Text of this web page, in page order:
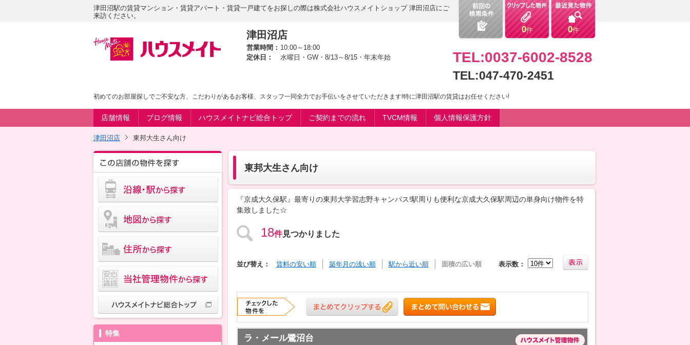
0件 0件
津田沼駅の賃貸マンション・賃貸アパート・賃貸一戸建てをお探しの際は株式会社ハウスメイトショップ 津田沼店にご
来訪ください。
津田沼店
営業時間： 10:00～18:00
定休日：
水曜日・GW・8/13～8/15・年末年始 TEL:0037-6002-8528
TEL:047-470-2451
初めてのお部屋探しでご不安な方、こだわりがあるお客様、スタッフ一同全力でお手伝いをさせていただきます!特に津田沼駅の賃貸はお任せください!
店舗情報 ブログ情報 ハウスメイトナビ総合トップ ご契約までの流れ TVCM情報 個人情報保護方針
津田沼店 東邦大生さん向け
東邦大生さん向け
『京成大久保駅』最寄りの東邦大学習志野キャンパス!駅周りも便利な京成大久保駅周辺の単身向け物件を特
集致しました☆
18件見つかりました
並び替え： 賃料の安い順 築年月の浅い順 駅から近い順 面積の広い順 表示数：
ラ・メール鷺沼台
特集